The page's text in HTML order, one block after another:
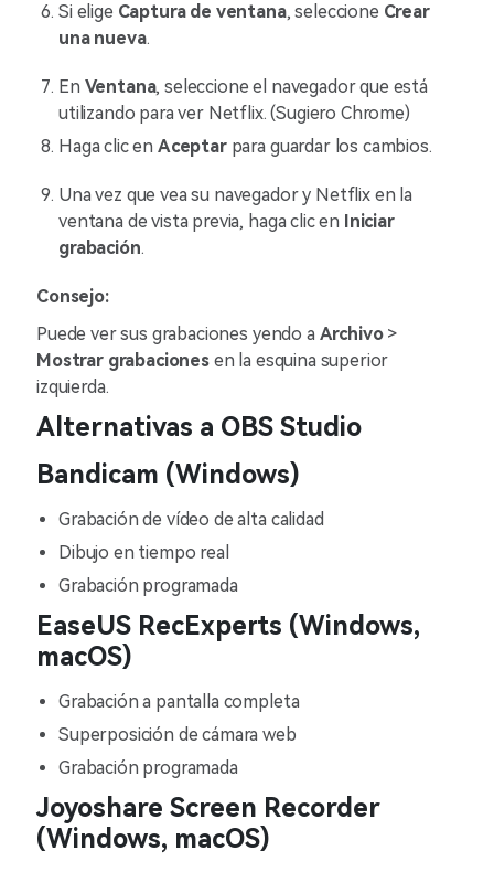
Si elige Captura de ventana, seleccione Crear
una nueva.
En Ventana, seleccione el navegador que está
utilizando para ver Netflix. (Sugiero Chrome)
Haga clic en Aceptarpara guardar los cambios.
Una vez que vea su navegador y Netflix en la
ventana de vista previa, haga clic en Iniciar
grabación.
Consejo:
Puede ver sus grabaciones yendo a Archivo>
Mostrar grabacionesen la esquina superior
izquierda.
Alternativas a OBS Studio
Bandicam (Windows)
Grabación de vídeo de alta calidad
Dibujo en tiempo real
Grabación programada
EaseUS RecExperts (Windows,
macOS)
Grabación a pantalla completa
Superposición de cámara web
Grabación programada
Joyoshare Screen Recorder
(Windows, macOS)